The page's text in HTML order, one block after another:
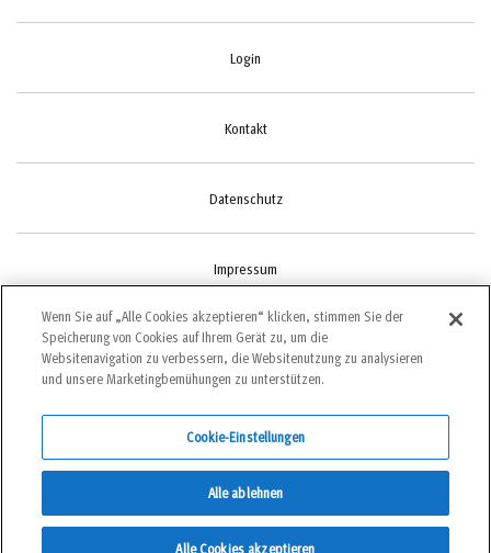
Login
Kontakt
Datenschutz
Impressum
Cookie-Einstellungen
©2022 bergundsteigen
DE
Wenn Sie auf „Alle Cookies akzeptieren“ klicken, stimmen Sie der
Speicherung von Cookies auf Ihrem Gerät zu, um die
Websitenavigation zu verbessern, die Websitenutzung zu analysieren
und unsere Marketingbemühungen zu unterstützen.
Cookie-Einstellungen
Alle ablehnen
Alle Cookies akzeptieren